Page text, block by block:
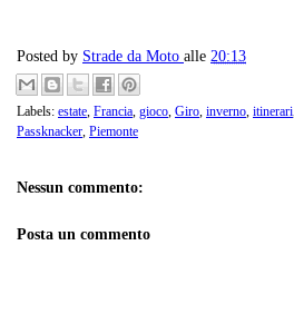
Posted by Strade da Moto alle 20:13
Labels: estate Francia gioco Giro inverno itinerari
Passknacker Piemonte
Nessun commento:
Posta un commento